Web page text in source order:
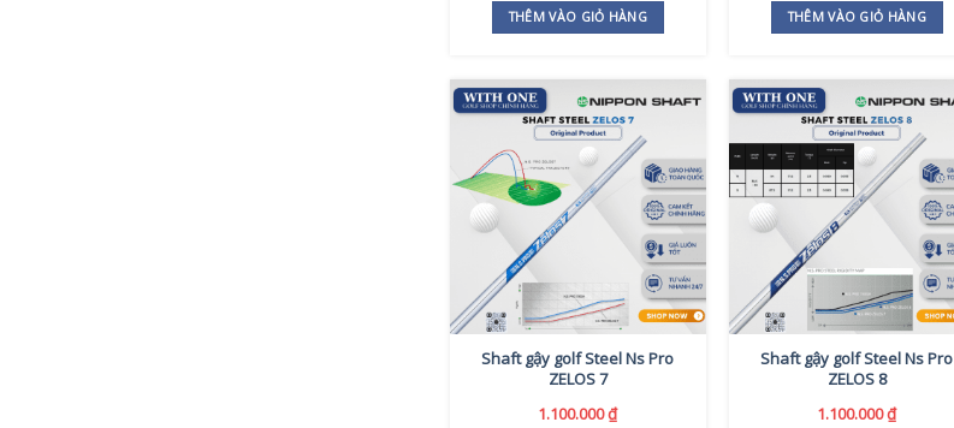
THÊM VÀO GIỎ HÀNG
là:
1.100.000 ₫.
là:
THÊM VÀO GIỎ HÀNG
Shaft gậy golf Steel Ns Pro
ZELOS 7
1.100.000₫
Shaft gậy golf Steel Ns Pro
ZELOS 8
1.100.000₫